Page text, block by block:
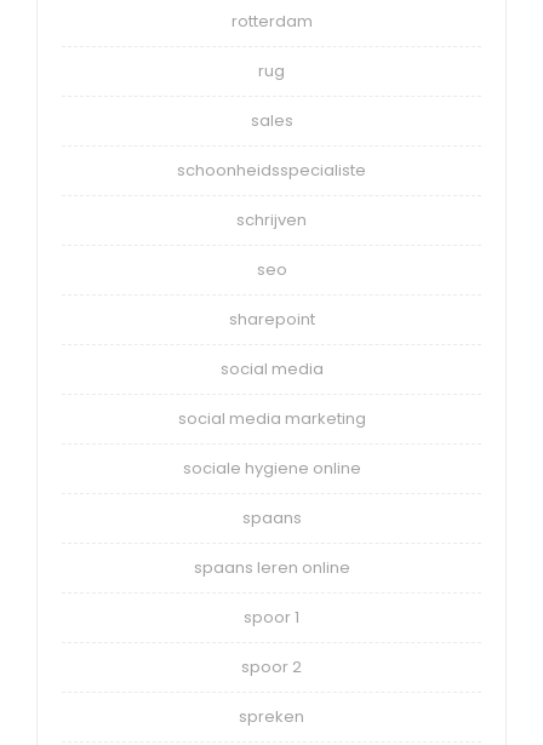
rotterdam
rug
sales
schoonheidsspecialiste
schrijven
seo
sharepoint
social media
social media marketing
sociale hygiene online
spaans
spaans leren online
spoor 1
spoor 2
spreken